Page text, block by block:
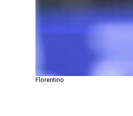
Florentino